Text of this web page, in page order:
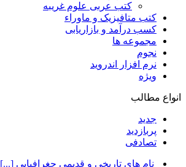
کتب عربی علوم غریبه
کتب متافیزیک و ماوراء
کسب درآمد و بازاریابی
مجموعه ها
نجوم
نرم افزار اندروید
ویژه
انواع مطالب
جدید
پربازدید
تصادفی
نام های تاریخی و قدیمی جغرافیایی [...]